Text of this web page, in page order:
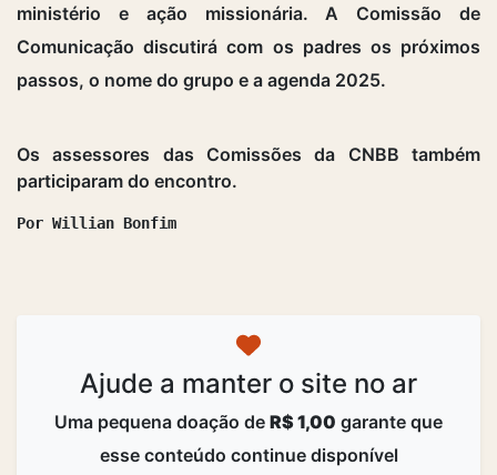
ministério e ação missionária. A Comissão de
Comunicação discutirá com os padres os próximos
passos, o nome do grupo e a agenda 2025.
Os assessores das Comissões da CNBB também
participaram do encontro.
Por Willian Bonfim
Ajude a manter o site no ar
Uma pequena doação de R$ 1,00 garante que
esse conteúdo continue disponível